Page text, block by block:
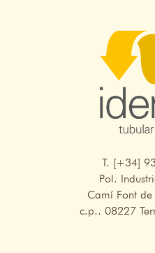
T. [+34]
Pol.
Camí Font de
c.p.. 08227